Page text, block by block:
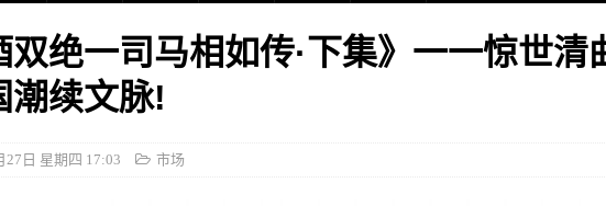
双绝一司马相如传·下集》一一惊世清
潮续文脉!
27日 星期四 17:03 市场